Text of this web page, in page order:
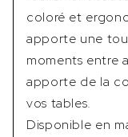
coloré et
apporte une
moments entre
apporte de la
vos tables.
Disponible en